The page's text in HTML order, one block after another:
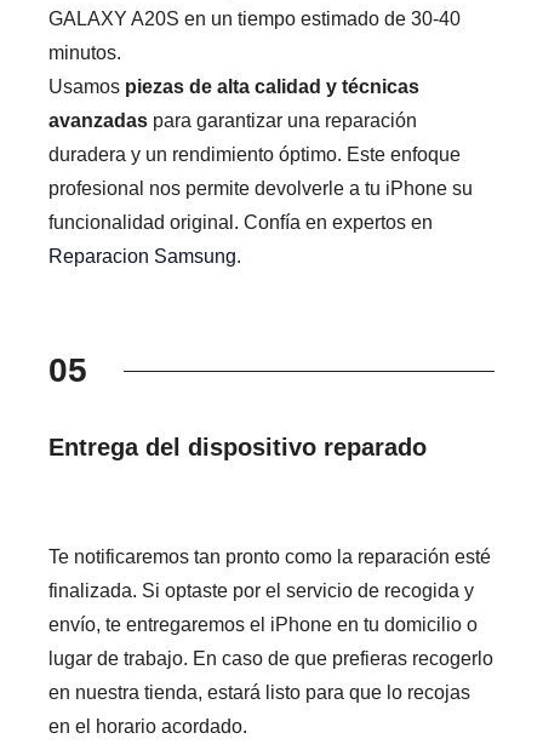
GALAXY A20S en un tiempo estimado de 30-40
minutos.
Usamos piezas de alta calidad y técnicas
avanzadas para garantizar una reparación
duradera y un rendimiento óptimo. Este enfoque
profesional nos permite devolverle a tu iPhone su
funcionalidad original. Confía en expertos en
Reparacion Samsung.
05
Entrega del dispositivo reparado
Te notificaremos tan pronto como la reparación esté
finalizada. Si optaste por el servicio de recogida y
envío, te entregaremos el iPhone en tu domicilio o
lugar de trabajo. En caso de que prefieras recogerlo
en nuestra tienda, estará listo para que lo recojas
en el horario acordado.